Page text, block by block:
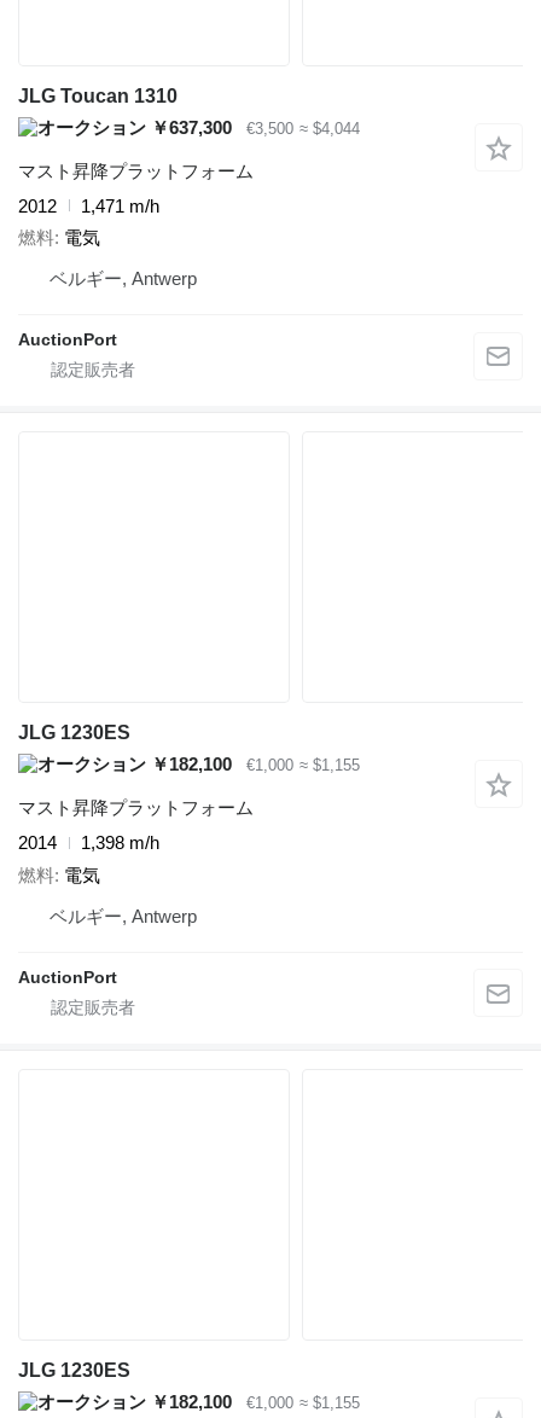
JLG Toucan 1310
￥637,300
€3,500 ≈ $4,044
マスト昇降プラットフォーム
2012
1,471 m/h
燃料 電気
ベルギー, Antwerp
AuctionPort
JLG 1230ES
￥182,100
€1,000 ≈ $1,155
マスト昇降プラットフォーム
2014
1,398 m/h
燃料 電気
ベルギー, Antwerp
AuctionPort
JLG 1230ES
￥182,100
€1,000 ≈ $1,155